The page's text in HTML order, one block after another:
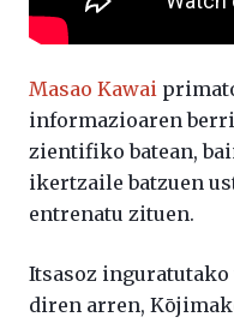
Masao Kawai
informazioaren
zientifiko batean,
ikertzaile batzuen
entrenatu zituen.
Itsasoz
diren arren,